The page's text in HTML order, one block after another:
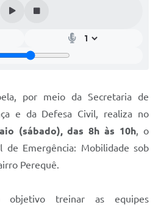
por meio da Secretaria de
e da Defesa Civil, realiza no
(sábado), das 8h às 10h, o
de Emergência: Mobilidade sob
Perequê.
treinar as equipes